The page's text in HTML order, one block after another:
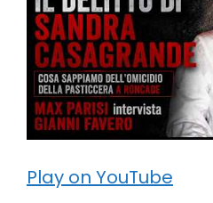
Play on YouTube